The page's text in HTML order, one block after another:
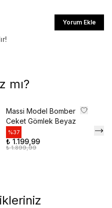
Yorum Ekle
mı?
Massi Model Bomber
Ceket Gömlek Beyaz
%37
₺ 1.199,99
₺ 1.899,99